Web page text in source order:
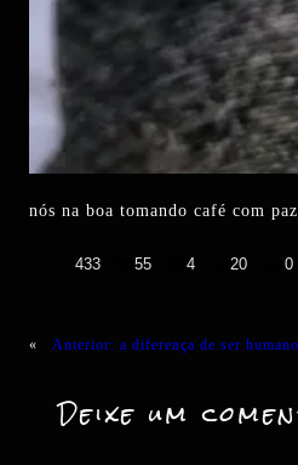
nós na boa tomando café com
433 55 4 20 0
« Anterior: a diferença de ser humano
Deixe um